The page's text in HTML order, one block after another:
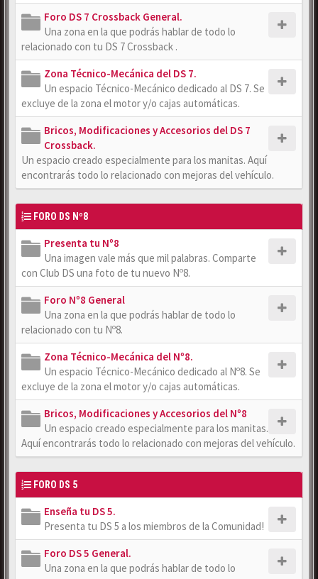
Foro DS 7 Crossback General.
Una zona en la que podrás hablar de todo lo
relacionado con tu DS 7 Crossback .
Zona Técnico-Mecánica del DS 7.
Un espacio Técnico-Mecánico dedicado al DS 7. Se
excluye de la zona el motor y/o cajas automáticas.
Bricos, Modificaciones y Accesorios del DS 7
Crossback.
Un espacio creado especialmente para los manitas. Aquí
encontrarás todo lo relacionado con mejoras del vehículo.
FORO DS Nº8
Presenta tu Nº8
Una imagen vale más que mil palabras. Comparte
con Club DS una foto de tu nuevo Nº8.
Foro Nº8 General
Una zona en la que podrás hablar de todo lo
relacionado con tu Nº8.
Zona Técnico-Mecánica del Nº8.
Un espacio Técnico-Mecánico dedicado al Nº8. Se
excluye de la zona el motor y/o cajas automáticas.
Bricos, Modificaciones y Accesorios del Nº8
Un espacio creado especialmente para los manitas.
Aquí encontrarás todo lo relacionado con mejoras del vehículo.
FORO DS 5
Enseña tu DS 5.
Presenta tu DS 5 a los miembros de la Comunidad!
Foro DS 5 General.
Una zona en la que podrás hablar de todo lo